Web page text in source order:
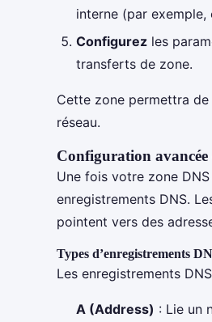
interne (par exemple,
Configurez les
transferts de zone.
Cette zone permettra
réseau.
Configuration avancée
Une fois votre zone
enregistrements DNS.
pointent vers des
Types d’enregistrements
Les enregistrements
A (Address) : Lie un